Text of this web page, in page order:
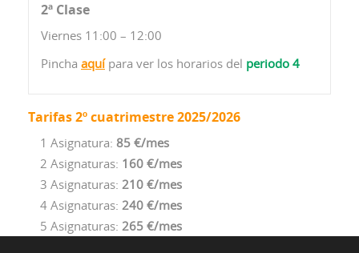
2ª Clase
Viernes 11:00 – 12:00
Pincha aquípara ver los horarios del periodo 4
Tarifas 2º cuatrimestre 2025/2026
1 Asignatura: 85 €/mes
2 Asignaturas: 160 €/mes
3 Asignaturas: 210 €/mes
4 Asignaturas: 240 €/mes
5 Asignaturas: 265 €/mes